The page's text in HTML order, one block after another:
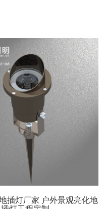
插灯厂家 户外景观亮化地